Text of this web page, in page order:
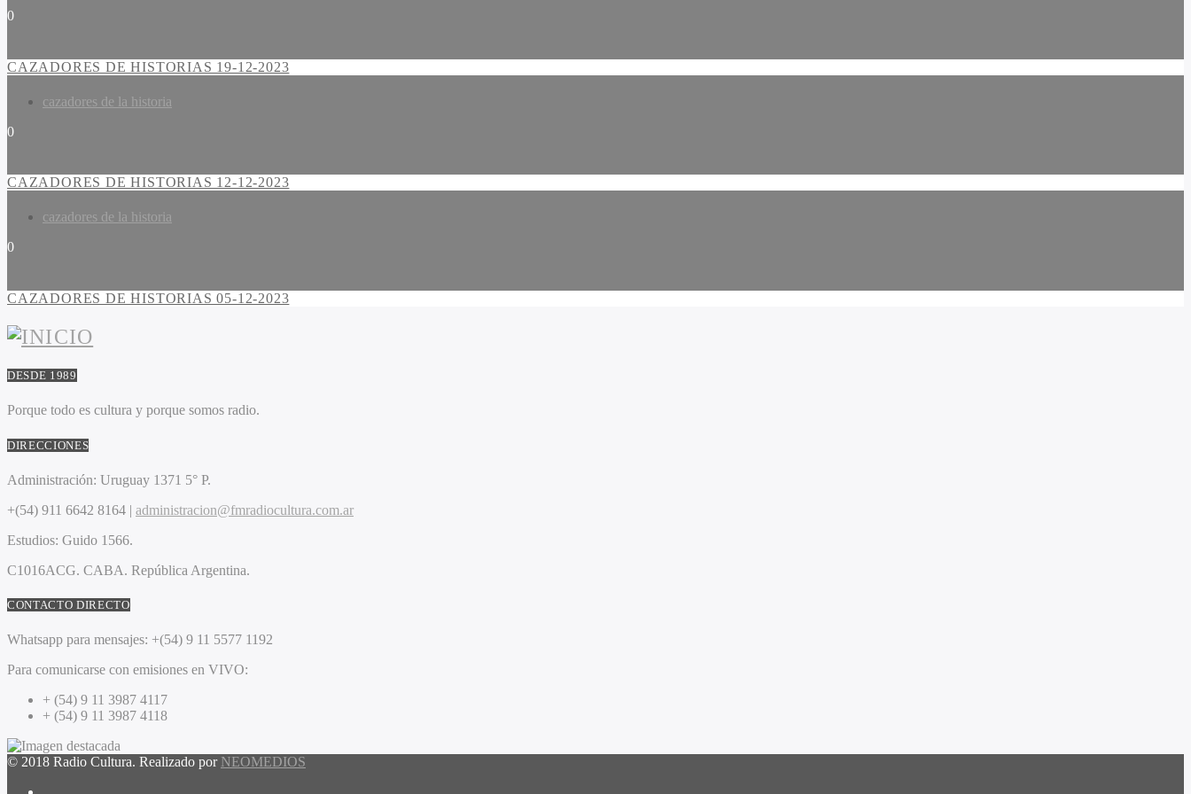
0
CAZADORES DE HISTORIAS 19-12-2023
cazadores de la historia
0
CAZADORES DE HISTORIAS 12-12-2023
cazadores de la historia
0
CAZADORES DE HISTORIAS 05-12-2023
DESDE 1989
Porque todo es cultura y porque somos radio.
DIRECCIONES
Administración: Uruguay 1371 5° P.
+(54) 911 6642 8164 | administracion@fmradiocultura.com.ar
Estudios: Guido 1566.
C1016ACG. CABA. República Argentina.
CONTACTO DIRECTO
Whatsapp para mensajes: +(54) 9 11 5577 1192
Para comunicarse con emisiones en VIVO:
+ (54) 9 11 3987 4117
+ (54) 9 11 3987 4118
© 2018 Radio Cultura. Realizado por NEOMEDIOS